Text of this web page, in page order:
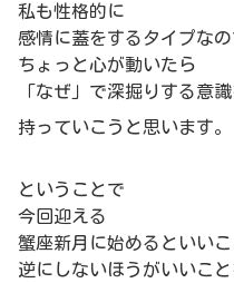
私も性格的に
感情に蓋をするタイプな
ちょっと心が動いたら
「なぜ」で深掘りする意
持っていこうと思います。
ということで
今回迎える
蟹座新月に始めるといい
逆にしないほうがいいこと